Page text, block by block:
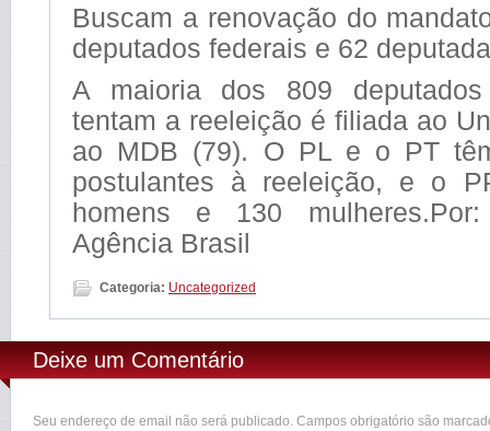
Buscam a renovação do
deputados federais e 62
A maioria dos 809
tentam a reeleição é filiada ao
ao MDB (79). O PL e o PT
postulantes à reeleição, e o
homens e 130
Agência Brasil
Categoria: Uncategorized
Deixe um Comentário
Seu endereço de email não será publicado. Campos obrigatório são